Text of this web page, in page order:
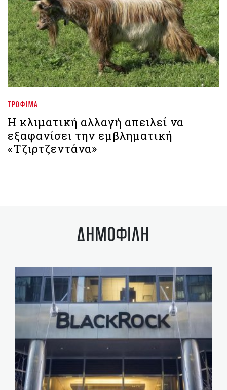
ΤΡΌΦΙΜΑ
Η κλιματική αλλαγή απειλεί να
εξαφανίσει την εμβληματική
«Τζιρτζεντάνα»
ΔΗΜΟΦΙΛΗ